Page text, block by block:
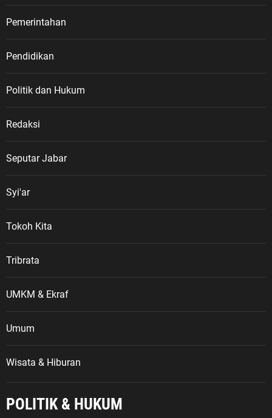
Pemerintahan
Pendidikan
Politik dan Hukum
Redaksi
Seputar Jabar
Syi'ar
Tokoh Kita
Tribrata
UMKM & Ekraf
Umum
Wisata & Hiburan
POLITIK & HUKUM